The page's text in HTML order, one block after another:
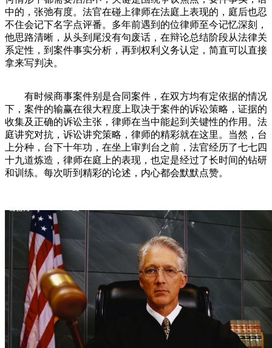
中的，张弛有度。法官在碰上律师在法庭上表现的，庭后也忍
不住会记下名字点评番。多年前遇到的位律师至今记忆深刻，
他思路清晰，从头到尾没有句废话，在辩论总结阶段从法律关
系定性，到案件事实分析，再到权利义务认定，简直可以直接
拿来写判决。
有时候商事案件别是合同案件，在双方均有定依据的情况
下，案件的输赢在很大程度上取决于案件的诉讼策略，证据的
收集及正确的诉讼主张，律师在当中能起到关键性的作用。法
庭讲究对抗，诉讼讲究策略，律师的精彩就在这里。当然，台
上分种，台下十年功，在坐上审判台之前，法官经历了七七四
十九道炼造，律师在庭上的表现，也定是经过了长时间的钻研
和训练。每次听到精彩的论述，内心都会默默点赞。